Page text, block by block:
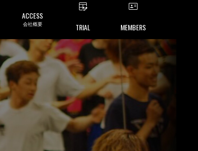
ACCESS
会社概要 TRIAL MEMBERS